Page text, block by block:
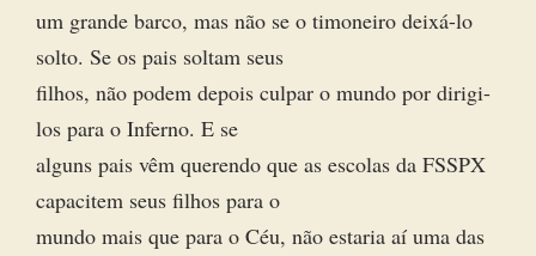
um grande barco, mas não se o timoneiro deixá-lo
solto. Se os pais soltam seus
filhos, não podem depois culpar o mundo por dirigi-
los para o Inferno. E se
alguns pais vêm querendo que as escolas da FSSPX
capacitem seus filhos para o
mundo mais que para o Céu, não estaria aí uma das